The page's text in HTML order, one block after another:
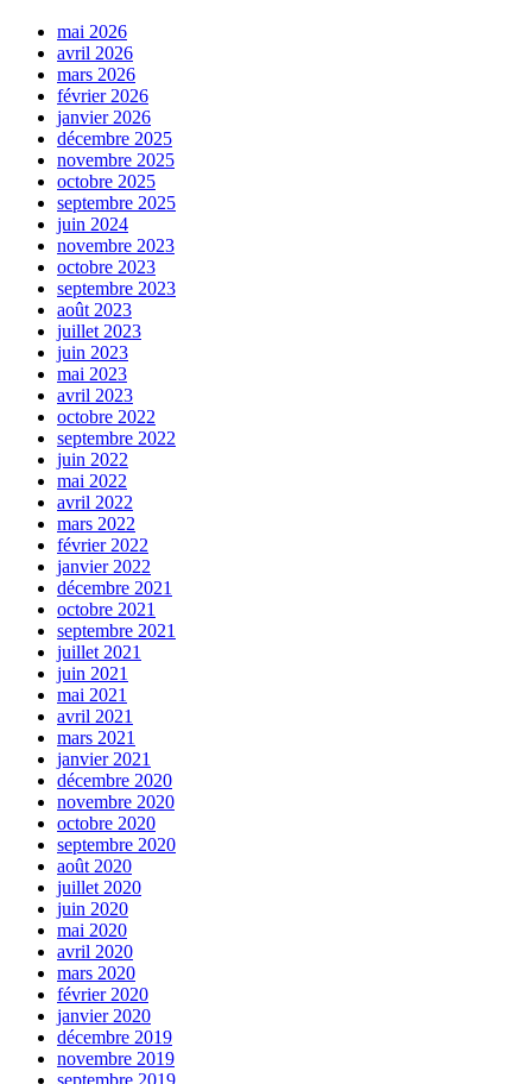
mai 2026
avril 2026
mars 2026
février 2026
janvier 2026
décembre 2025
novembre 2025
octobre 2025
septembre 2025
juin 2024
novembre 2023
octobre 2023
septembre 2023
août 2023
juillet 2023
juin 2023
mai 2023
avril 2023
octobre 2022
septembre 2022
juin 2022
mai 2022
avril 2022
mars 2022
février 2022
janvier 2022
décembre 2021
octobre 2021
septembre 2021
juillet 2021
juin 2021
mai 2021
avril 2021
mars 2021
janvier 2021
décembre 2020
novembre 2020
octobre 2020
septembre 2020
août 2020
juillet 2020
juin 2020
mai 2020
avril 2020
mars 2020
février 2020
janvier 2020
décembre 2019
novembre 2019